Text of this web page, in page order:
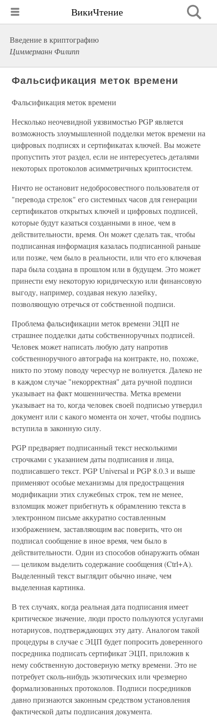
ВикиЧтение
Введение в криптографию
Циммерманн Филипп
Фальсификация меток времени
Фальсификация меток времени
Несколько неочевидной уязвимостью PGP является
возможность злоумышленной подделки меток времени на
цифровых подписях и сертификатах ключей. Вы можете
пропустить этот раздел, если не интересуетесь деталями
некоторых протоколов асимметричных криптосистем.
Ничто не остановит недобросовестного пользователя от
"перевода стрелок" его системных часов для генерации
сертификатов открытых ключей и цифровых подписей,
которые будут казаться созданными в иное, чем в
действительности, время. Он может сделать так, чтобы
подписанная информация казалась подписанной раньше
или позже, чем было в реальности, или что его ключевая
пара была создана в прошлом или в будущем. Это может
принести ему некоторую юридическую или финансовую
выгоду, например, создавая некую лазейку,
позволяющую отречься от собственной подписи.
Проблема фальсификации меток времени ЭЦП не
страшнее подделки даты собственноручных подписей.
Человек может написать любую дату напротив
собственноручного автографа на контракте, но, похоже,
никто по этому поводу чересчур не волнуется. Далеко не
в каждом случае "некорректная" дата ручной подписи
указывает на факт мошенничества. Метка времени
указывает на то, когда человек своей подписью утвердил
документ или с какого момента он хочет, чтобы подпись
вступила в законную силу.
PGP предваряет подписанный текст несколькими
строчками с указанием даты подписания и лица,
подписавшего текст. PGP Universal и PGP 8.0.3 и выше
применяют особые механизмы для предостращения
модификации этих служебных строк, тем не менее,
взломщик может прибегнуть к обрамлению текста в
электронном письме аккуратно составленным
изображением, заставляющим вас поверить, что он
подписал сообщение в иное время, чем было в
действительности. Один из способов обнаружить обман
— целиком выделить содержание сообщения (Ctrl+A).
Выделенный текст выглядит обычно иначе, чем
выделенная картинка.
В тех случаях, когда реальная дата подписания имеет
критическое значение, люди просто пользуются услугами
нотариусов, подтверждающих эту дату. Аналогом такой
процедуры в случае с ЭЦП будет попросить доверенного
посредника подписать сертификат ЭЦП, приложив к
нему собственную достоверную метку времени. Это не
потребует сколь-нибудь экзотических или чрезмерно
формализованных протоколов. Подписи посредников
давно признаются законным средством установления
фактической даты подписания документа.